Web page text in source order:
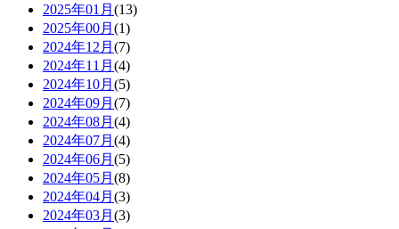
2025年01月 (13)
2025年00月 (1)
2024年12月 (7)
2024年11月 (4)
2024年10月 (5)
2024年09月 (7)
2024年08月 (4)
2024年07月 (4)
2024年06月 (5)
2024年05月 (8)
2024年04月 (3)
2024年03月 (3)